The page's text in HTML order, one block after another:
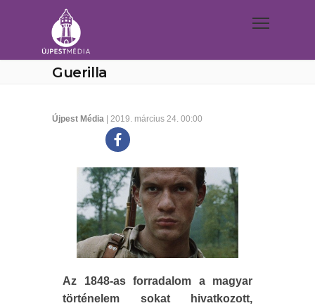
Guerilla
Újpest Média | 2019. március 24. 00:00
Az 1848-as forradalom a magyar
történelem sokat hivatkozott,